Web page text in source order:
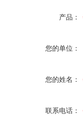
产品：
您的单位：
您的姓名：
联系电话：